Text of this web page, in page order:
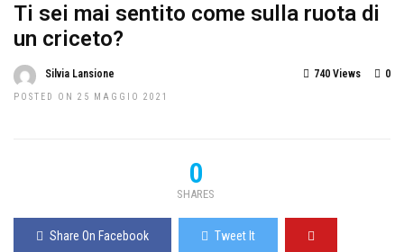
Ti sei mai sentito come sulla ruota di
un criceto?
Silvia Lansione
POSTED ON 25 MAGGIO 2021
0
740 Views
0
SHARES
Share On Facebook Tweet It